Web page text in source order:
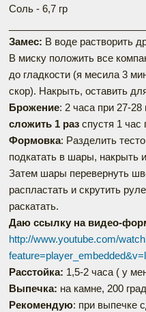
Соль - 6,7 гр
Замес: В воде растворить
В миску положить все
до гладкости (я месила 3
скор). Накрыть, оставить
Брожение: 2 часа при 27-28
сложить 1 раз спустя 1 час
Формовка: Разделить
подкатать в шары, накрыть
Затем шары перевернуть
распластать и скрутить
раскатать.
Даю ссылку на видео-
http://www.youtube.com/
Расстойка: 1,5-2 часа ( у
Выпечка: на камне, 200
Рекомендую: при выпечке